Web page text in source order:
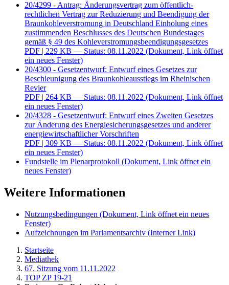
20/4299 - Antrag: Änderungsvertrag zum öffentlich-
rechtlichen Vertrag zur Reduzierung und Beendigung der
Braunkohleverstromung in Deutschland Einholung eines
zustimmenden Beschlusses des Deutschen Bundestages
gemäß § 49 des Kohleverstromungsbeendigungsgesetzes
PDF | 229 KB — Status: 08.11.2022 (Dokument, Link öffnet
ein neues Fenster)
20/4300 - Gesetzentwurf: Entwurf eines Gesetzes zur
Beschleunigung des Braunkohleausstiegs im Rheinischen
Revier
PDF | 264 KB — Status: 08.11.2022 (Dokument, Link öffnet
ein neues Fenster)
20/4328 - Gesetzentwurf: Entwurf eines Zweiten Gesetzes
zur Änderung des Energiesicherungsgesetzes und anderer
energiewirtschaftlicher Vorschriften
PDF | 309 KB — Status: 08.11.2022 (Dokument, Link öffnet
ein neues Fenster)
Fundstelle im Plenarprotokoll (Dokument, Link öffnet ein
neues Fenster)
Weitere Informationen
Nutzungsbedingungen (Dokument, Link öffnet ein neues
Fenster)
Aufzeichnungen im Parlamentsarchiv (Interner Link)
Startseite
Mediathek
67. Sitzung vom 11.11.2022
TOP ZP 19-21